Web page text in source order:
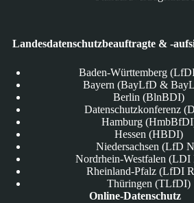
Landesdatenschutzbeauftragte & -
Baden-Württemberg
Bayern (BayLfD &
Berlin (BlnBDI)
Datenschutzkonferenz
Hamburg
Hessen (HBDI)
Niedersachsen (LfD
Nordrhein-Westfalen (LDI
Rheinland-Pfalz (LfDI
Thüringen (TLfDI)
Online-Datenschutz